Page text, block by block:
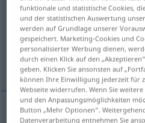
Übersicht aller
(Für mehr Details die
achtgeben, aufpassen
funktionale und statistische Cookies,
und der statistischen Auswertung
werden auf Grundlage unserer
gespeichert. Marketing-Cookies und
personalisierter Werbung dienen,
durch einen Klick auf den
geben. Klicken Sie ansonsten auf
können Ihre Einwilligung jederzeit für
Webseite widerrufen. Wenn Sie
und den Anpassungsmöglichkeiten
Button „Mehr Optionen“.
Datenverarbeitung entnehmen Sie